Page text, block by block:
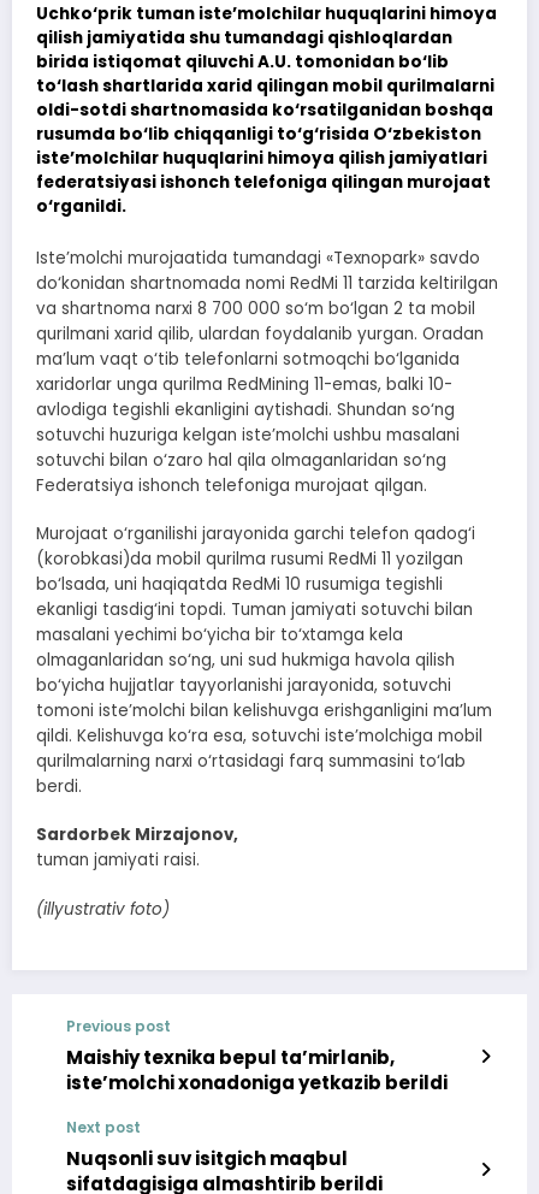
Uchko‘prik tuman iste’molchilar huquqlarini himoya
qilish jamiyatida shu tumandagi qishloqlardan
birida istiqomat qiluvchi A.U. tomonidan bo‘lib
to‘lash shartlarida xarid qilingan mobil qurilmalarni
oldi-sotdi shartnomasida ko‘rsatilganidan boshqa
rusumda bo‘lib chiqqanligi to‘g‘risida O‘zbekiston
iste’molchilar huquqlarini himoya qilish jamiyatlari
federatsiyasi ishonch telefoniga qilingan murojaat
o‘rganildi.
Iste’molchi murojaatida tumandagi «Texnopark» savdo
do‘konidan shartnomada nomi RedMi 11 tarzida keltirilgan
va shartnoma narxi 8 700 000 so‘m bo‘lgan 2 ta mobil
qurilmani xarid qilib, ulardan foydalanib yurgan. Oradan
ma’lum vaqt o‘tib telefonlarni sotmoqchi bo‘lganida
xaridorlar unga qurilma RedMining 11-emas, balki 10-
avlodiga tegishli ekanligini aytishadi. Shundan so‘ng
sotuvchi huzuriga kelgan iste’molchi ushbu masalani
sotuvchi bilan o‘zaro hal qila olmaganlaridan so‘ng
Federatsiya ishonch telefoniga murojaat qilgan.
Murojaat o‘rganilishi jarayonida garchi telefon qadog‘i
(korobkasi)da mobil qurilma rusumi RedMi 11 yozilgan
bo‘lsada, uni haqiqatda RedMi 10 rusumiga tegishli
ekanligi tasdig‘ini topdi. Tuman jamiyati sotuvchi bilan
masalani yechimi bo‘yicha bir to‘xtamga kela
olmaganlaridan so‘ng, uni sud hukmiga havola qilish
bo‘yicha hujjatlar tayyorlanishi jarayonida, sotuvchi
tomoni iste’molchi bilan kelishuvga erishganligini ma’lum
qildi. Kelishuvga ko‘ra esa, sotuvchi iste’molchiga mobil
qurilmalarning narxi o‘rtasidagi farq summasini to‘lab
berdi.
Sardorbek Mirzajonov,
tuman jamiyati raisi.
(illyustrativ foto)
Previous post
Maishiy texnika bepul ta’mirlanib,
iste’molchi xonadoniga yetkazib berildi
Next post
Nuqsonli suv isitgich maqbul
sifatdagisiga almashtirib berildi